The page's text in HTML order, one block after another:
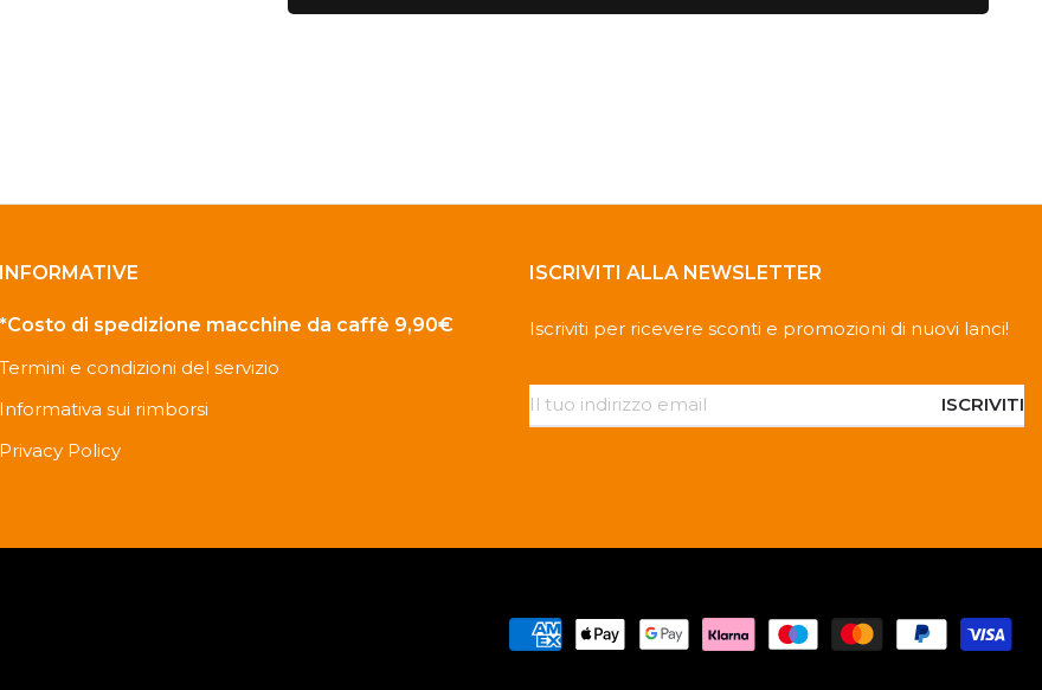
INFORMATIVE
*Costo di spedizione macchine da caffè 9,90€
Termini e condizioni del servizio
Informativa sui rimborsi
Privacy Policy
ISCRIVITI ALLA NEWSLETTER
Iscriviti per ricevere sconti e promozioni di nuovi lanci!
ISCRIVITI